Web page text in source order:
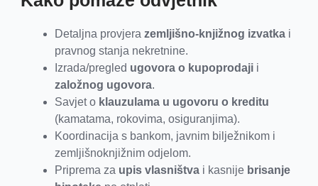
Detaljna provjera zemljišno-knjižnog izvatkai
pravnog stanja nekretnine.
Izrada/pregled ugovora o kupoprodajii
založnog ugovora.
Savjet o klauzulama u ugovoru o kreditu
(kamatama, rokovima, osiguranjima).
Koordinacija s bankom, javnim bilježnikom i
zemljišnoknjižnim odjelom.
Priprema za upis vlasništvai kasnije brisanje